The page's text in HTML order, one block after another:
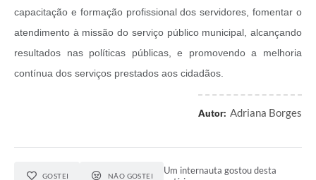
capacitação e formação profissional dos servidores, fomentar o
atendimento à missão do serviço público municipal, alcançando
resultados nas políticas públicas, e promovendo a melhoria
contínua dos serviços prestados aos cidadãos.
Autor: Adriana Borges
GOSTEI NÃO GOSTEI
Um internauta gostou desta